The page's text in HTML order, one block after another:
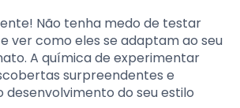
Não tenha medo de testar
ver como eles se adaptam ao seu
A química de experimentar
surpreendentes e
do seu estilo